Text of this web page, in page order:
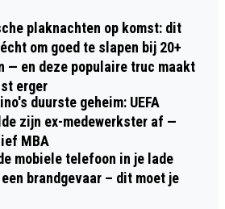
plaknachten op komst: dit
om goed te slapen bij 20+
— en deze populaire truc maakt
erger
duurste geheim: UEFA
zijn ex-medewerkster af —
MBA
mobiele telefoon in je lade
brandgevaar – dit moet je